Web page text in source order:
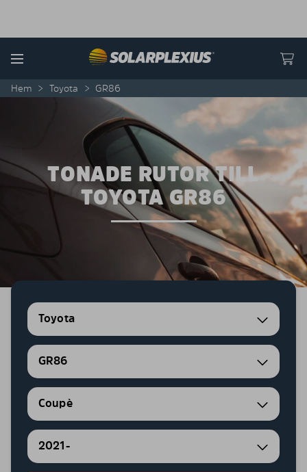
Menu
Hem > Toyota > GR86
TONADE RUTOR TILL
TOYOTA GR86
Toyota
GR86
Coupè
2021-